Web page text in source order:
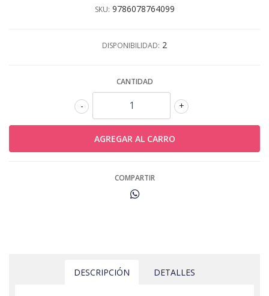
SKU: 9786078764099
DISPONIBILIDAD: 2
CANTIDAD
+
-
COMPARTIR
DESCRIPCIÓN DETALLES